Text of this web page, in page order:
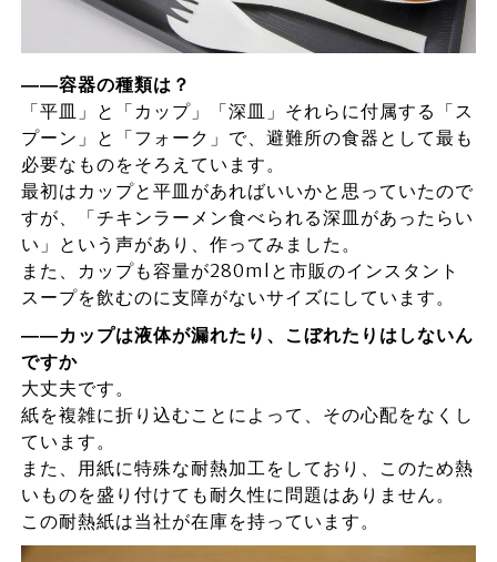
――容器の種類は？
「平皿」と「カップ」「深皿」それらに付属する「ス
プーン」と「フォーク」で、避難所の食器として最も
必要なものをそろえています。
最初はカップと平皿があればいいかと思っていたので
すが、「チキンラーメン食べられる深皿があったらい
い」という声があり、作ってみました。
また、カップも容量が280mlと市販のインスタント
スープを飲むのに支障がないサイズにしています。
――カップは液体が漏れたり、こぼれたりはしないん
ですか
大丈夫です。
紙を複雑に折り込むことによって、その心配をなくし
ています。
また、用紙に特殊な耐熱加工をしており、このため熱
いものを盛り付けても耐久性に問題はありません。
この耐熱紙は当社が在庫を持っています。